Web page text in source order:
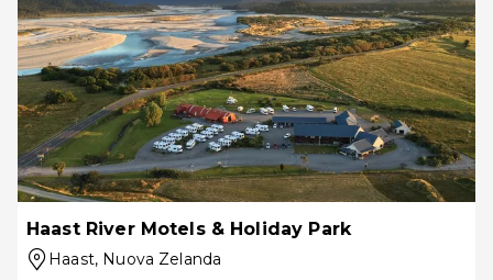
Haast River Motels & Holiday Park
Haast, Nuova Zelanda